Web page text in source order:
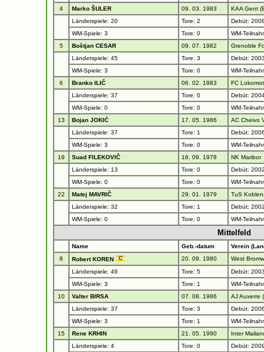
4
Marko ŠULER 09. 03. 1983
KAA Gent
Länderspiele: 20
Tore: 2
Debüt:
WM-Spiele: 3
Tore: 0
WM-
5
Boštjan CESAR 09. 07. 1982
Grenoble
Länderspiele: 45
Tore: 3
Debüt:
WM-Spiele: 3
Tore: 0
WM-
6
Branko ILIČ 06. 02. 1983
FC
Länderspiele: 37
Tore: 0
Debüt:
WM-Spiele: 0
Tore: 0
WM-
13
Bojan JOKIĆ 17. 05. 1986
AC Cheivo
Länderspiele: 37
Tore: 1
Debüt:
WM-Spiele: 3
Tore: 0
WM-
19
Suad FILEKOVIČ 16. 09. 1978
NK Maribor
Länderspiele: 13
Tore: 0
Debüt:
WM-Spiele: 0
Tore: 0
WM-
22
Matej MAVRIČ 29. 01. 1979
TuS
Länderspiele: 32
Tore: 1
Debüt:
WM-Spiele: 0
Tore: 0 WM-
Mittelfeld
Name Geb.-datum
Verein
8
Robert KOREN 20. 09. 1980
West
Länderspiele: 49
Tore: 5
Debüt:
WM-Spiele: 3
Tore: 1
WM-
10
Valter BIRSA 07. 08. 1986
AJ Auxerre
Länderspiele: 37
Tore: 3
Debüt:
WM-Spiele: 3
Tore: 1
WM-
15
Rene KRHIN 21. 05. 1990
Inter
Länderspiele: 4
Tore: 0
Debüt: